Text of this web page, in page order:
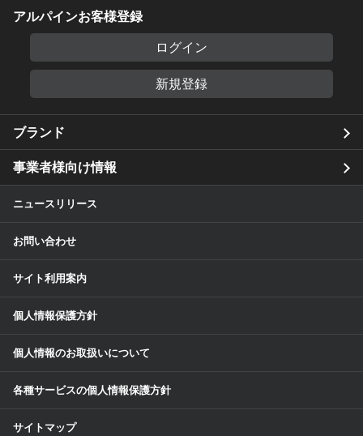
アルパインお客様登録
ログイン
新規登録
ブランド
事業者様向け情報
ニュースリリース
お問い合わせ
サイト利用案内
個人情報保護方針
個人情報のお取扱いについて
各種サービスの個人情報保護方針
サイトマップ